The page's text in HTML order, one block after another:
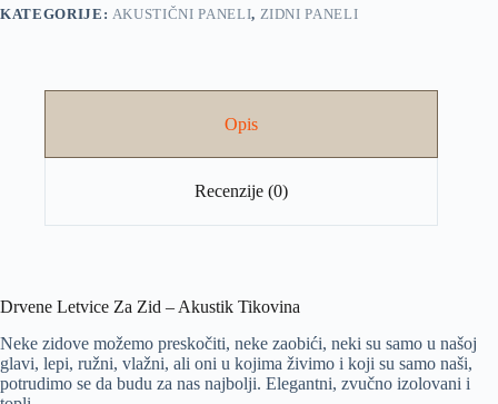
KATEGORIJE: AKUSTIČNI PANELI, ZIDNI PANELI
Opis
Recenzije (0)
Drvene Letvice Za Zid – Akustik Tikovina
Neke zidove možemo preskočiti, neke zaobići, neki su samo u našoj
glavi, lepi, ružni, vlažni, ali oni u kojima živimo i koji su samo naši,
potrudimo se da budu za nas najbolji. Elegantni, zvučno izolovani i